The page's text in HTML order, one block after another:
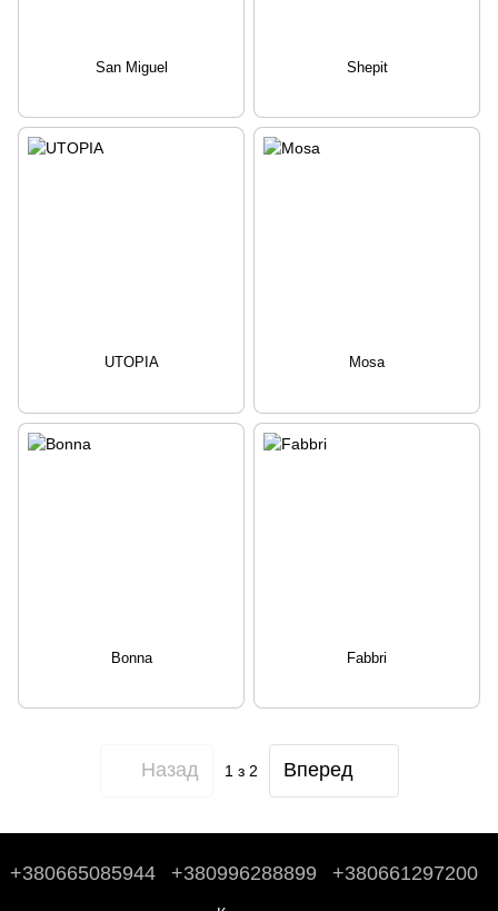
San Miguel Shepit
UTOPIA Mosa
Bonna Fabbri
Назад 1 з 2 Вперед
+380665085944 +380996288899 +380661297200